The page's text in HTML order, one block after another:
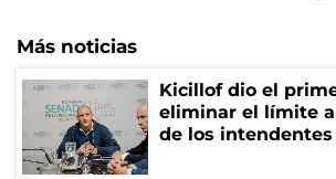
Más noticias
Kicillof dio el
eliminar el límite
de los intendentes